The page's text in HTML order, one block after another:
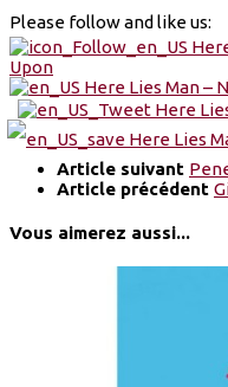
Please follow and like us:
Article suivant
Article précédent
Vous aimerez aussi...